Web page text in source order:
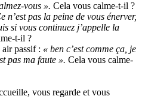
vous ». Cela vous calme-t-il ?
n’est pas la peine de vous énerver,
si vous continuez j’appelle la
t-il ?
passif : « ben c’est comme ça, je
pas ma faute ». Cela vous calme-
vous regarde et vous